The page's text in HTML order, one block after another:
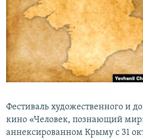
СОВЕТЫ ПРАВОЗАЩИТНИКОВ
ПРОПАВШИЕ БЕЗ ВЕСТИ
ПОБЕДИТЕЛЕЙ НЕ СУДЯТ?
КРЫМ.НЕПОКОРЕННЫЙ
ELIFBE
Qırımtatar
ПРИСОЕДИНЯЙТЕСЬ!
Все сайты RFE/RL
Фестиваль художественного и
кино «Человек, познающий
аннексированном Крыму с 31